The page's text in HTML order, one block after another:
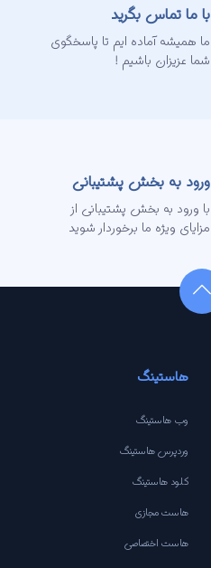
با ما تماس بگرید
ما همیشه آماده ایم تا پاسخگوی
شما عزیزان باشیم !
ورود به بخش پشتیبانی
با ورود به بخش پشتیبانی از
مزایای ویژه ما برخوردار شوید
هاستینگ
وب هاستینگ
وردپرس هاستینگ
کلود هاستینگ
هاست مجازی
هاست اختصاصی